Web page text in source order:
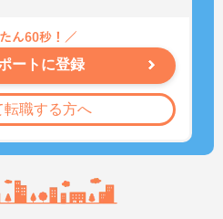
ートに登録
転職する方へ